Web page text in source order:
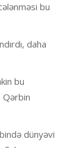
bu
daha
bu
Qərbin
dünyəvi